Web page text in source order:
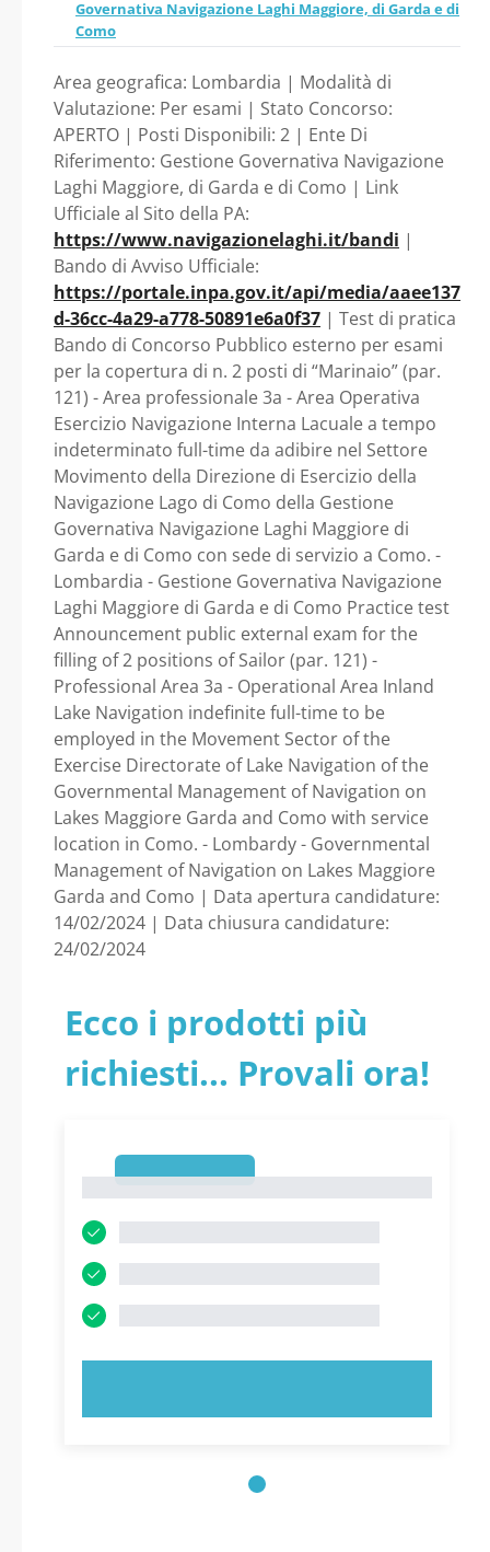
time da adibire nel
Settore Movimento
della Direzione di
Esercizio della
Navigazione Lago di
Como della Gestione
Governativa
Navigazione Laghi
Maggiore, di Garda e
di Como, con sede di
servizio a Como. -
Lombardia -
Gestione
Governativa
Navigazione Laghi
Maggiore, di Garda e
di Como
della Navigazione Lago di
Como della Gestione
Governativa Navigazione
Laghi Maggiore, di Garda e
di Como, con sede di
servizio a Como. -
Lombardia - Gestione
Governativa Navigazione
Laghi Maggiore, di Garda e
di Como
Governativa Navigazione Laghi Maggiore, di Garda e di
Como
Area geografica: Lombardia | Modalità di
Valutazione: Per esami | Stato Concorso:
APERTO | Posti Disponibili: 2 | Ente Di
Riferimento: Gestione Governativa Navigazione
Laghi Maggiore, di Garda e di Como | Link
Ufficiale al Sito della PA:
https://www.navigazionelaghi.it/bandi |
Bando di Avviso Ufficiale:
https://portale.inpa.gov.it/api/media/aaee137
d-36cc-4a29-a778-50891e6a0f37 | Test di pratica
Bando di Concorso Pubblico esterno per esami
per la copertura di n. 2 posti di “Marinaio” (par.
121) - Area professionale 3a - Area Operativa
Esercizio Navigazione Interna Lacuale a tempo
indeterminato full-time da adibire nel Settore
Movimento della Direzione di Esercizio della
Navigazione Lago di Como della Gestione
Governativa Navigazione Laghi Maggiore di
Garda e di Como con sede di servizio a Como. -
Lombardia - Gestione Governativa Navigazione
Laghi Maggiore di Garda e di Como Practice test
Announcement public external exam for the
filling of 2 positions of Sailor (par. 121) -
Professional Area 3a - Operational Area Inland
Lake Navigation indefinite full-time to be
employed in the Movement Sector of the
Exercise Directorate of Lake Navigation of the
Governmental Management of Navigation on
Lakes Maggiore Garda and Como with service
location in Como. - Lombardy - Governmental
Management of Navigation on Lakes Maggiore
Garda and Como | Data apertura candidature:
14/02/2024 | Data chiusura candidature:
24/02/2024
Ecco i prodotti più
richiesti... Provali ora!